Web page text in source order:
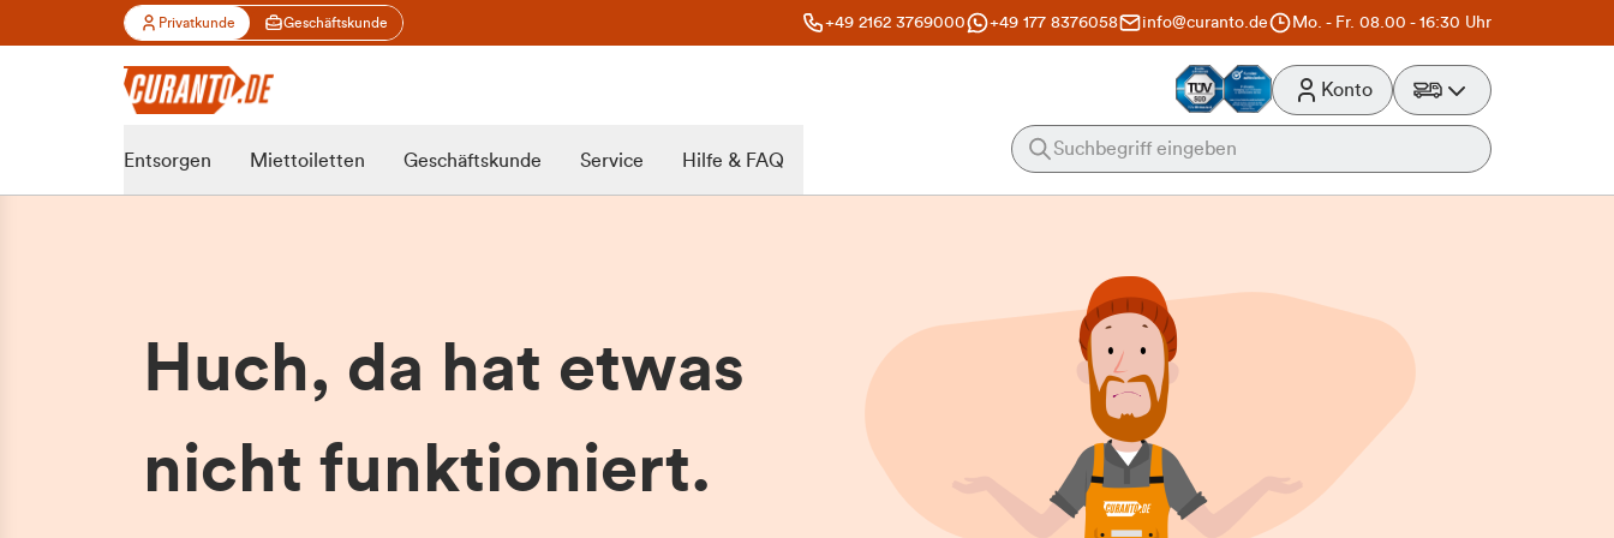
Privatkunde Geschäftskunde +49 2162 3769000 +49 177 8376058 info@curanto.de Mo. - Fr. 08.00 - 16:30 Uhr
Konto
Entsorgen Miettoiletten Geschäftskunde Service Hilfe & FAQ
Huch, da hat etwas
nicht funktioniert.